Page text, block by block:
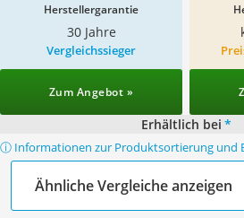
Herstellergarantie
30 Jahre
Vergleichssieger
Zum Angebot »
Erhältlich bei *
ⓘ Informationen zur Produktsortierung und
Ähnliche Vergleiche anzeigen